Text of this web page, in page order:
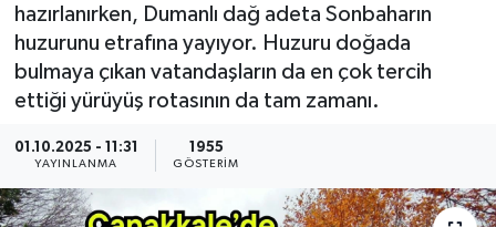
hazırlanırken, Dumanlı dağ adeta Sonbaharın
huzurunu etrafına yayıyor. Huzuru doğada
bulmaya çıkan vatandaşların da en çok tercih
ettiği yürüyüş rotasının da tam zamanı.
01.10.2025 - 11:31
YAYINLANMA
1955
GÖSTERIM
Resmi İlanlar
Sağlık